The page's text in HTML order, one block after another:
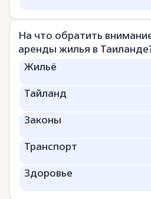
На что обратить
аренды жилья в
Жильё
Тайланд
Законы
Транспорт
Здоровье